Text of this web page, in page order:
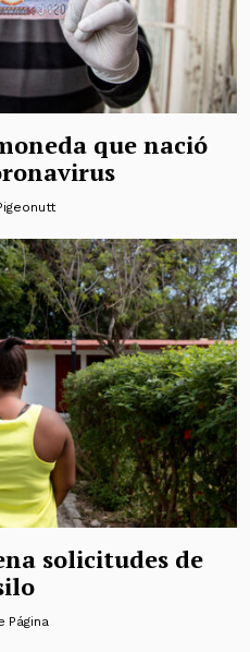
que nació
solicitudes de
Página